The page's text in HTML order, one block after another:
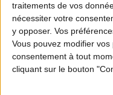
traitements de vos
nécessiter votre
y opposer. Vos
Vous pouvez modifier
consentement à tout
cliquant sur le bouton